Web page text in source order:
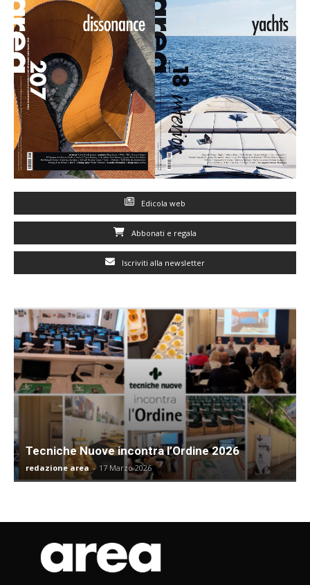
Edicola web
Abbonati e regala
Iscriviti alla newsletter
Tecniche Nuove incontra l’Ordine 2026
redazione area - 17 Marzo 2026